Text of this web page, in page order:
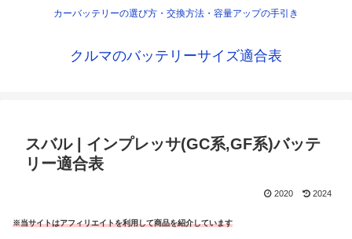
カーバッテリーの選び方・交換方法・容量アップの手引き
クルマのバッテリーサイズ適合表
スバル | インプレッサ(GC系,GF系)バッテ
リー適合表
2020 2024
※当サイトはアフィリエイトを利用して商品を紹介しています